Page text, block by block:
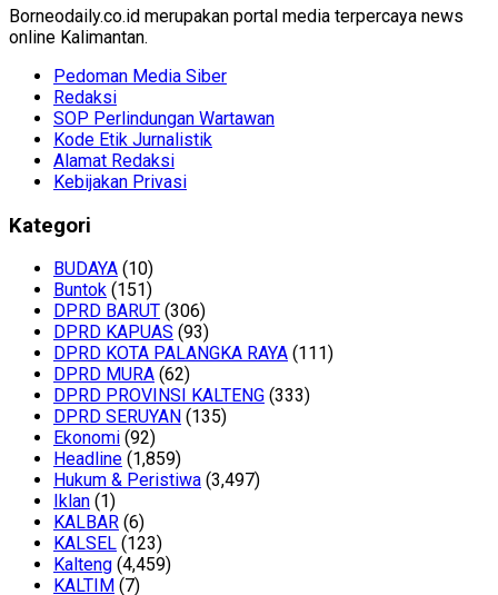
Borneodaily.co.id merupakan portal media terpercaya news
online Kalimantan.
Pedoman Media Siber
Redaksi
SOP Perlindungan Wartawan
Kode Etik Jurnalistik
Alamat Redaksi
Kebijakan Privasi
Kategori
BUDAYA (10)
Buntok (151)
DPRD BARUT (306)
DPRD KAPUAS (93)
DPRD KOTA PALANGKA RAYA (111)
DPRD MURA (62)
DPRD PROVINSI KALTENG (333)
DPRD SERUYAN (135)
Ekonomi (92)
Headline (1,859)
Hukum & Peristiwa (3,497)
Iklan (1)
KALBAR (6)
KALSEL (123)
Kalteng (4,459)
KALTIM (7)